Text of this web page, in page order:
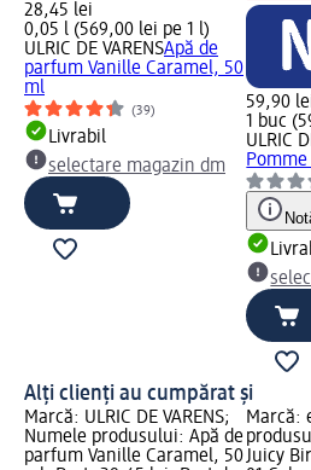
28,45 lei
0,05 l (569,00 lei pe 1 l)
ULRIC DE VARENSApă de
parfum Vanille Caramel, 50
ml
(39)
Livrabil
selectare magazin dm
59,90
1 buc
ULRIC
Alți clienți au cumpărat și
Marcă: ULRIC DE VARENS;
Numele produsului: Apă de
parfum Vanille Caramel, 50
Marcă:
Juicy